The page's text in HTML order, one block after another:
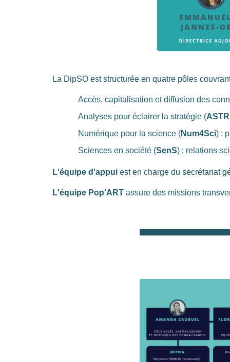
La DipSO est structurée en quatre pôles
Accès, capitalisation et diffusion des
Analyses pour éclairer la stratégie (
Numérique pour la science (Num4Sci) :
Sciences en société (SenS) : relations
L'équipe d'appuiest en charge du secrétariat
L'équipe Pop'ARTassure des missions